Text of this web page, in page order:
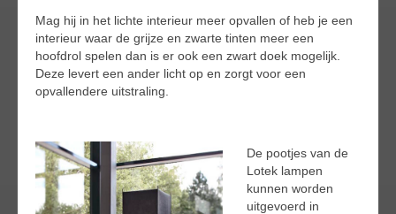
Mag hij in het lichte interieur meer opvallen of heb je een
interieur waar de grijze en zwarte tinten meer een
hoofdrol spelen dan is er ook een zwart doek mogelijk.
Deze levert een ander licht op en zorgt voor een
opvallendere uitstraling.
De pootjes van de
Lotek lampen
kunnen worden
uitgevoerd in